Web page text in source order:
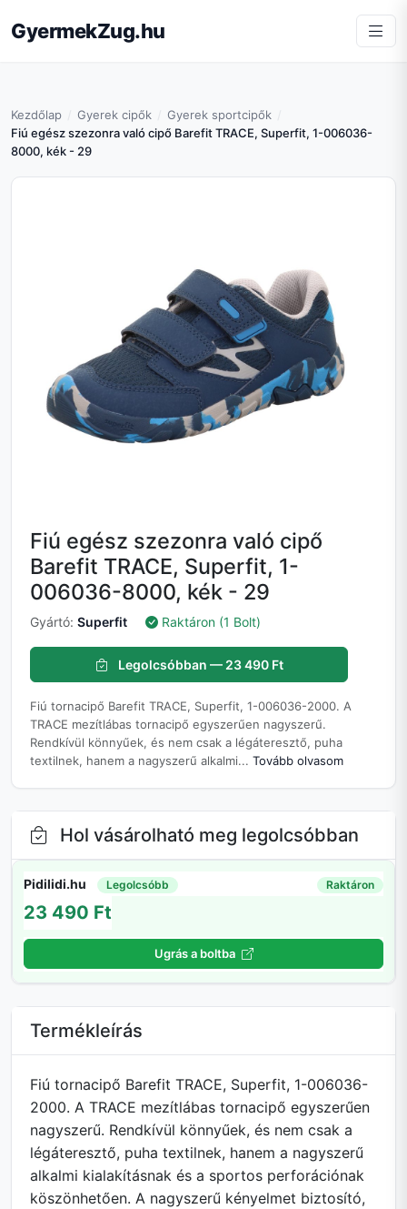
GyermekZug.hu
Kezdőlap Gyerek cipők
Gyerek sportcipők
Fiú egész szezonra való cipő Barefit TRACE, Superfit, 1-006036-
8000, kék - 29
Fiú egész szezonra való cipő
Barefit TRACE, Superfit, 1-
006036-8000, kék - 29
Gyártó: Superfit Raktáron (1 Bolt)
Legolcsóbban — 23 490 Ft
Fiú tornacipő Barefit TRACE, Superfit, 1-006036-2000. A
TRACE mezítlábas tornacipő egyszerűen nagyszerű.
Rendkívül könnyűek, és nem csak a légáteresztő, puha
textilnek, hanem a nagyszerű alkalmi... Tovább olvasom
Hol vásárolható meg legolcsóbban
Pidilidi.hu Legolcsóbb Raktáron
23 490 Ft
Ugrás a boltba
Termékleírás
Fiú tornacipő Barefit TRACE, Superfit, 1-006036-
2000. A TRACE mezítlábas tornacipő egyszerűen
nagyszerű. Rendkívül könnyűek, és nem csak a
légáteresztő, puha textilnek, hanem a nagyszerű
alkalmi kialakításnak és a sportos perforációnak
köszönhetően. A nagyszerű kényelmet biztosító,